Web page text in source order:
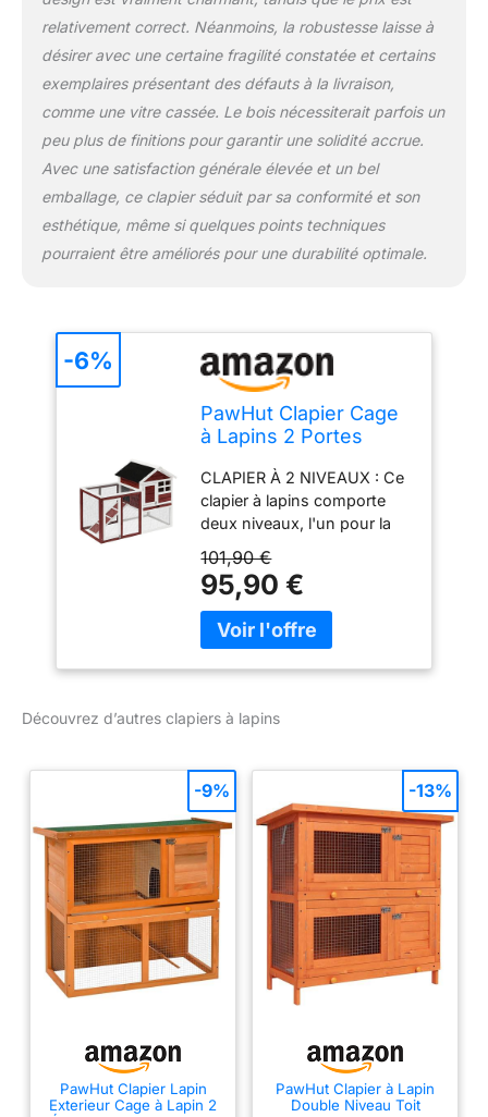
compagnie qui entreront
dans le clapier, en fonction
de la race et de la taille
relativement correct. Néanmoins, la robustesse laisse à
désirer avec une certaine fragilité constatée et certains
exemplaires présentant des défauts à la livraison,
comme une vitre cassée. Le bois nécessiterait parfois un
peu plus de finitions pour garantir une solidité accrue.
Avec une satisfaction générale élevée et un bel
emballage, ce clapier séduit par sa conformité et son
esthétique, même si quelques points techniques
pourraient être améliorés pour une durabilité optimale.
PawHut Clapier Cage
à Lapins 2 Portes
Rouge Brique
CLAPIER À 2 NIVEAUX : Ce
clapier à lapins comporte
deux niveaux, l'un pour la
pour la zone d'activité,
offrant de la place pour
garder plus d'un lapin ou
animal similaire
sapin à 100 %, forme une
utilisation quotidienne.
L'échelle est incluse pour un
accès facile à la zone
supérieure et inférieure
FACILE D'ACCÈS : Entrée
facile avec ouverture par le
haut, portes avec loquet. Il
existe de nombreuses
façons d'accéder à votre
nouvelle villa pour lapin ainsi
que des fenêtres en filet qui
ventilation NETTOYAGE
FACILE : Avec un plateau
coulissant, le travail de
101,90 €
95,90 €
-6%
Découvrez d’autres clapiers à lapins
PawHut Clapier Lapin
Exterieur Cage à Lapin 2
-9%
PawHut Clapier à Lapin
Double Niveau Toit
-13%